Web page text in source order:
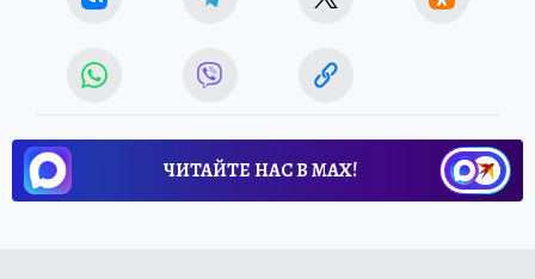
ЧИТАЙТЕ НАС В МАХ!